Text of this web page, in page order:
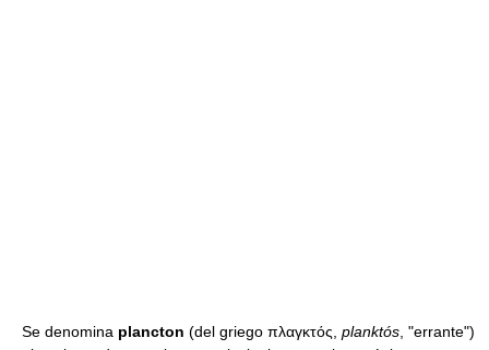
Se denomina plancton (del griego πλαγκτός, planktós , "errante")